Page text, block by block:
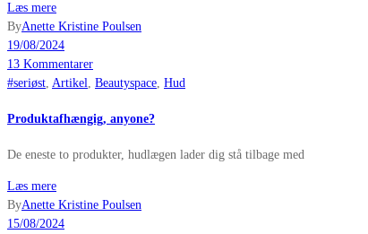
Læs mere
ByAnette Kristine Poulsen
19/08/2024
13 Kommentarer
#seriøst, Artikel, Beautyspace, Hud
Produktafhængig, anyone?
De eneste to produkter, hudlægen lader dig stå tilbage med
Læs mere
ByAnette Kristine Poulsen
15/08/2024